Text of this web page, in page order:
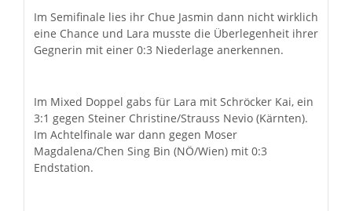
Im Semifinale lies ihr Chue Jasmin dann nicht wirklich
eine Chance und Lara musste die Überlegenheit ihrer
Gegnerin mit einer 0:3 Niederlage anerkennen.
Im Mixed Doppel gabs für Lara mit Schröcker Kai, ein
3:1 gegen Steiner Christine/Strauss Nevio (Kärnten).
Im Achtelfinale war dann gegen Moser
Magdalena/Chen Sing Bin (NÖ/Wien) mit 0:3
Endstation.